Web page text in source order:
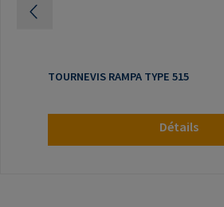
TOURNEVIS RAMPA TYPE 515
Détails